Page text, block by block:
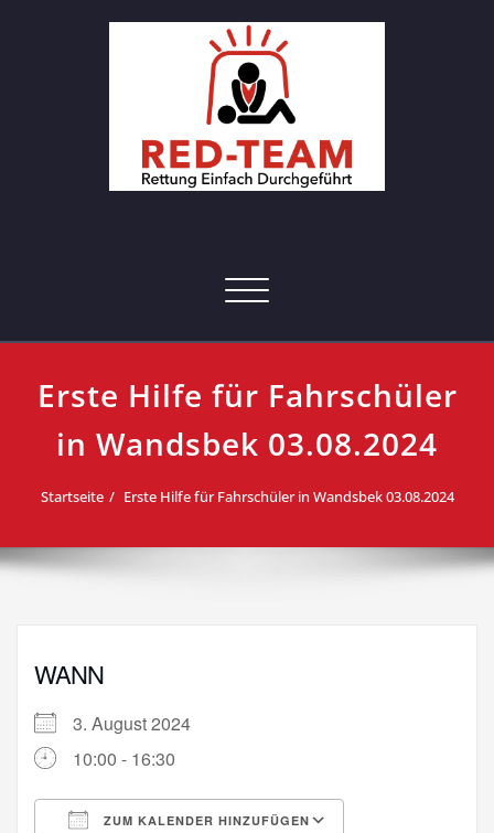
Hamburg
Toggle navigation
Erste Hilfe für Fahrschüler
in Wandsbek 03.08.2024
Startseite Erste Hilfe für Fahrschüler in Wandsbek 03.08.2024
WANN
3. August 2024
10:00 - 16:30
ZUM KALENDER HINZUFÜGEN